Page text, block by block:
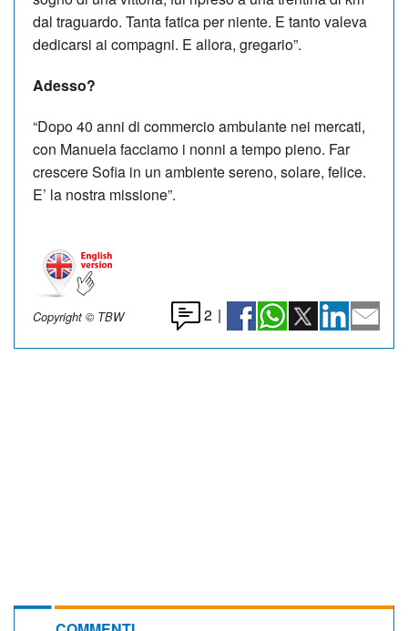
dal traguardo. Tanta fatica per niente. E tanto valeva
dedicarsi ai compagni. E allora, gregario”.
Adesso?
“Dopo 40 anni di commercio ambulante nei mercati,
con Manuela facciamo i nonni a tempo pieno. Far
crescere Sofia in un ambiente sereno, solare, felice.
E’ la nostra missione”.
Copyright © TBW 2 |